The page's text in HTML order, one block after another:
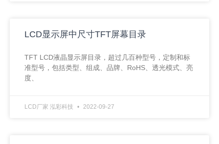
LCD显示屏中尺寸TFT屏幕目录
TFT LCD液晶显示屏目录，超过几百种型号，定制和标
准型号，包括类型、组成、品牌、RoHS、透光模式、亮
度、
LCD厂家 泓彩科技 2022-09-27